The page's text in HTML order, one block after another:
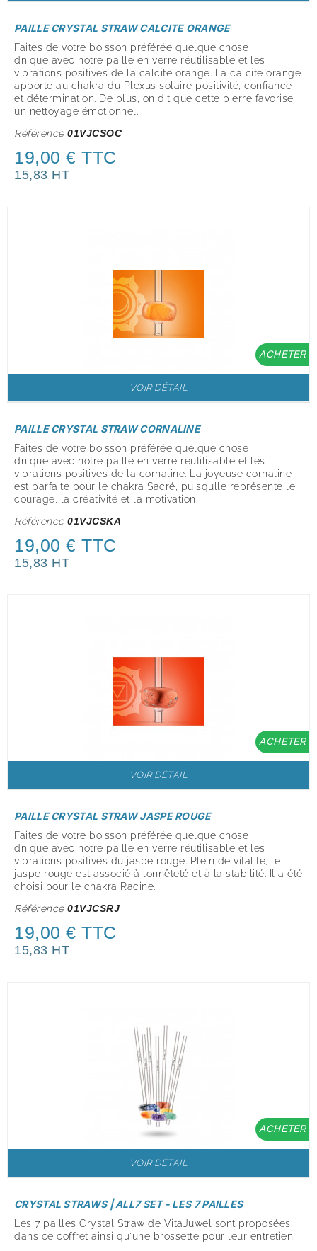
PAILLE CRYSTAL STRAW CALCITE ORANGE
Faites de votre boisson préférée quelque chose
dnique avec notre paille en verre réutilisable et les
vibrations positives de la calcite orange. La calcite orange
apporte au chakra du Plexus solaire positivité, confiance
et détermination. De plus, on dit que cette pierre favorise
un nettoyage émotionnel.
Référence 01VJCSOC
19,00 € TTC
15,83 HT
ACHETER
VOIR DÉTAIL
PAILLE CRYSTAL STRAW CORNALINE
Faites de votre boisson préférée quelque chose
dnique avec notre paille en verre réutilisable et les
vibrations positives de la cornaline. La joyeuse cornaline
est parfaite pour le chakra Sacré, puisqulle représente le
courage, la créativité et la motivation.
Référence 01VJCSKA
19,00 € TTC
15,83 HT
ACHETER
VOIR DÉTAIL
PAILLE CRYSTAL STRAW JASPE ROUGE
Faites de votre boisson préférée quelque chose
dnique avec notre paille en verre réutilisable et les
vibrations positives du jaspe rouge. Plein de vitalité, le
jaspe rouge est associé à lonnêteté et à la stabilité. Il a été
choisi pour le chakra Racine.
Référence 01VJCSRJ
19,00 € TTC
15,83 HT
ACHETER
VOIR DÉTAIL
CRYSTAL STRAWS | ALL7 SET - LES 7 PAILLES
Les 7 pailles Crystal Straw de VitaJuwel sont proposées
dans ce coffret ainsi qu'une brossette pour leur entretien.